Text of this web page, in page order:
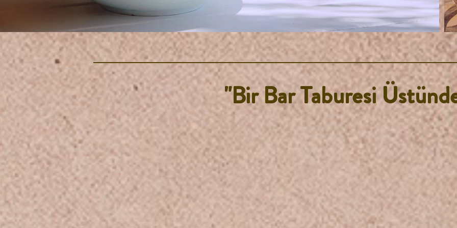
"Bir Bar Taburesi